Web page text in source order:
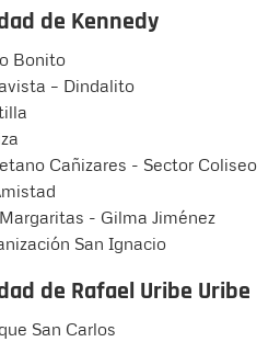
de Kennedy
Bonito
– Dindalito
Cañizares - Sector Coliseo
- Gilma Jiménez
San Ignacio
de Rafael Uribe Uribe
San Carlos